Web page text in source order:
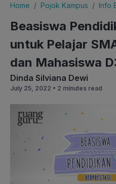
Home Pojok Kampus Info
Beasiswa
untuk Pelajar
dan Mahasiswa
Dinda Silviana Dewi
July 25, 2022 • 2 minutes read